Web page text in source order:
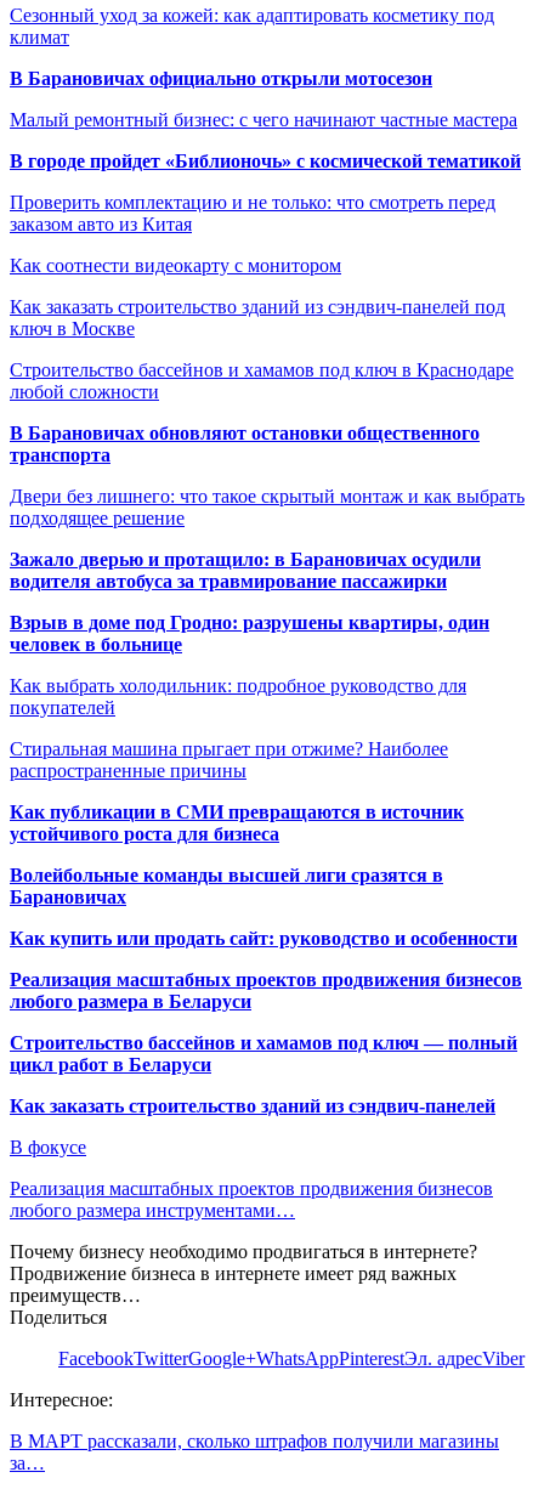
Сезонный уход за кожей: как адаптировать косметику под
климат
В Барановичах официально открыли мотосезон
Малый ремонтный бизнес: с чего начинают частные мастера
В городе пройдет «Библионочь» с космической тематикой
Проверить комплектацию и не только: что смотреть перед
заказом авто из Китая
Как соотнести видеокарту с монитором
Как заказать строительство зданий из сэндвич-панелей под
ключ в Москве
Строительство бассейнов и хамамов под ключ в Краснодаре
любой сложности
В Барановичах обновляют остановки общественного
транспорта
Двери без лишнего: что такое скрытый монтаж и как выбрать
подходящее решение
Зажало дверью и протащило: в Барановичах осудили
водителя автобуса за травмирование пассажирки
Взрыв в доме под Гродно: разрушены квартиры, один
человек в больнице
Как выбрать холодильник: подробное руководство для
покупателей
Стиральная машина прыгает при отжиме? Наиболее
распространенные причины
Как публикации в СМИ превращаются в источник
устойчивого роста для бизнеса
Волейбольные команды высшей лиги сразятся в
Барановичах
Как купить или продать сайт: руководство и особенности
Реализация масштабных проектов продвижения бизнесов
любого размера в Беларуси
Строительство бассейнов и хамамов под ключ — полный
цикл работ в Беларуси
Как заказать строительство зданий из сэндвич-панелей
В фокусе
Реализация масштабных проектов продвижения бизнесов
любого размера инструментами…
Почему бизнесу необходимо продвигаться в интернете?
Продвижение бизнеса в интернете имеет ряд важных
преимуществ…
Поделиться
FacebookTwitterGoogle+WhatsAppPinterestЭл. адресViber
Интересное:
В МАРТ рассказали, сколько штрафов получили магазины
за…